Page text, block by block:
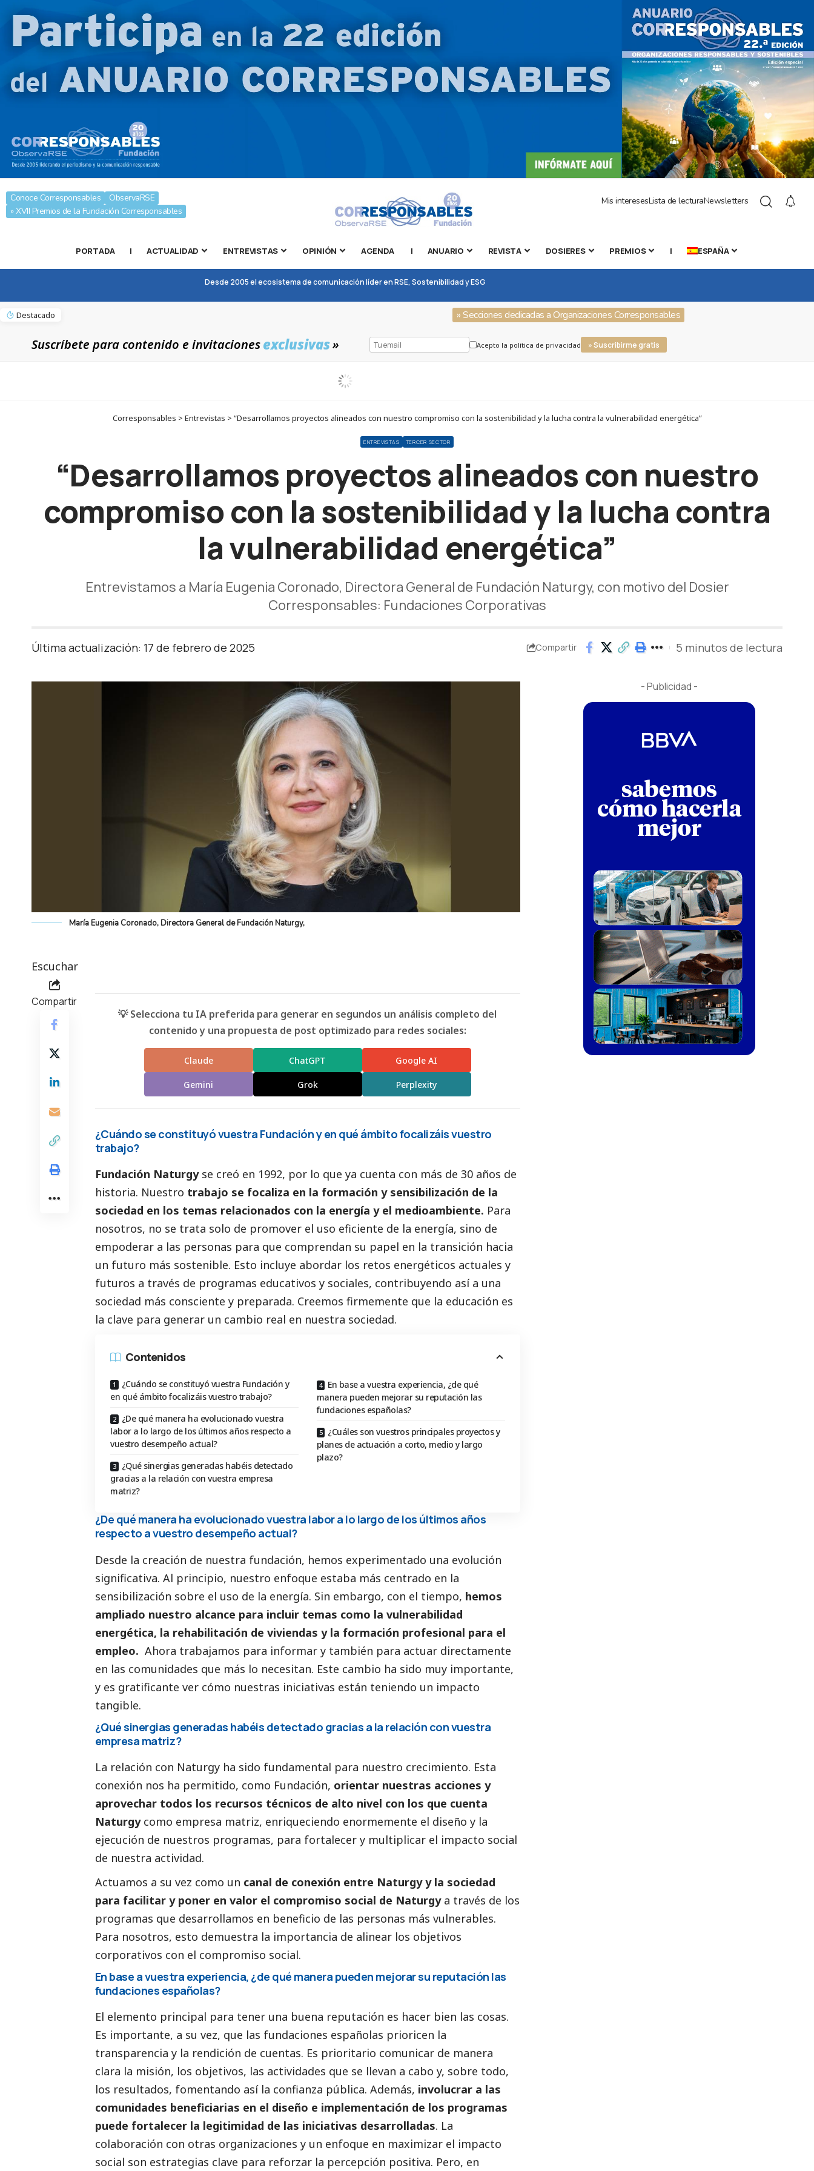
Conoce Corresponsables
ObservaRSE
» XVII Premios de la Fundación Corresponsables
Mis interesesLista de lecturaNewsletters
PORTADA | ACTUALIDAD ENTREVISTAS OPINIÓN AGENDA | ANUARIO REVISTA DOSIERES PREMIOS | ESPAÑA
Desde 2005 el ecosistema de comunicación líder en RSE, Sostenibilidad y ESG
Destacado » Secciones dedicadas a Organizaciones Corresponsables
Suscríbete para contenido e invitacionesexclusivas» Acepto la política de privacidad » Suscribirme gratis
Corresponsables > Entrevistas > “Desarrollamos proyectos alineados con nuestro compromiso con la sostenibilidad y la lucha contra la vulnerabilidad energética”
ENTREVISTAS TERCER SECTOR
“Desarrollamos proyectos alineados con nuestro
compromiso con la sostenibilidad y la lucha contra
la vulnerabilidad energética”
Entrevistamos a María Eugenia Coronado, Directora General de Fundación Naturgy, con motivo del Dosier
Corresponsables: Fundaciones Corporativas
Última actualización: 17 de febrero de 2025 Compartir 5 minutos de lectura
María Eugenia Coronado, Directora General de Fundación Naturgy,
Escuchar
Compartir
💡 Selecciona tu IA preferida para generar en segundos un análisis completo del
contenido y una propuesta de post optimizado para redes sociales:
Claude ChatGPT Google AI
Gemini Grok Perplexity
¿Cuándo se constituyó vuestra Fundación y en qué ámbito focalizáis vuestro
trabajo?
Fundación Naturgyse creó en 1992, por lo que ya cuenta con más de 30 años de
historia. Nuestro trabajo se focaliza en la formación y sensibilización de la
sociedad en los temas relacionados con la energía y el medioambiente. Para
nosotros, no se trata solo de promover el uso eficiente de la energía, sino de
empoderar a las personas para que comprendan su papel en la transición hacia
un futuro más sostenible. Esto incluye abordar los retos energéticos actuales y
futuros a través de programas educativos y sociales, contribuyendo así a una
sociedad más consciente y preparada. Creemos firmemente que la educación es
la clave para generar un cambio real en nuestra sociedad.
Contenidos
¿Cuándo se constituyó vuestra Fundación y
en qué ámbito focalizáis vuestro trabajo?
¿De qué manera ha evolucionado vuestra
labor a lo largo de los últimos años respecto a
vuestro desempeño actual?
¿Qué sinergias generadas habéis detectado
gracias a la relación con vuestra empresa
matriz?
En base a vuestra experiencia, ¿de qué
manera pueden mejorar su reputación las
fundaciones españolas?
¿Cuáles son vuestros principales proyectos y
planes de actuación a corto, medio y largo
plazo?
¿De qué manera ha evolucionado vuestra labor a lo largo de los últimos años
respecto a vuestro desempeño actual?
Desde la creación de nuestra fundación, hemos experimentado una evolución
significativa. Al principio, nuestro enfoque estaba más centrado en la
sensibilización sobre el uso de la energía. Sin embargo, con el tiempo, hemos
ampliado nuestro alcance para incluir temas como la vulnerabilidad
energética, la rehabilitación de viviendas y la formación profesional para el
empleo. Ahora trabajamos para informar y también para actuar directamente
en las comunidades que más lo necesitan. Este cambio ha sido muy importante,
y es gratificante ver cómo nuestras iniciativas están teniendo un impacto
tangible.
¿Qué sinergias generadas habéis detectado gracias a la relación con vuestra
empresa matriz?
La relación con Naturgy ha sido fundamental para nuestro crecimiento. Esta
conexión nos ha permitido, como Fundación, orientar nuestras acciones y
aprovechar todos los recursos técnicos de alto nivel con los que cuenta
Naturgycomo empresa matriz, enriqueciendo enormemente el diseño y la
ejecución de nuestros programas, para fortalecer y multiplicar el impacto social
de nuestra actividad.
Actuamos a su vez como un canal de conexión entre Naturgy y la sociedad
para facilitar y poner en valor el compromiso social de Naturgya través de los
programas que desarrollamos en beneficio de las personas más vulnerables.
Para nosotros, esto demuestra la importancia de alinear los objetivos
corporativos con el compromiso social.
En base a vuestra experiencia, ¿de qué manera pueden mejorar su reputación las
fundaciones españolas?
El elemento principal para tener una buena reputación es hacer bien las cosas.
Es importante, a su vez, que las fundaciones españolas prioricen la
transparencia y la rendición de cuentas. Es prioritario comunicar de manera
clara la misión, los objetivos, las actividades que se llevan a cabo y, sobre todo,
los resultados, fomentando así la confianza pública. Además, involucrar a las
comunidades beneficiarias en el diseño e implementación de los programas
puede fortalecer la legitimidad de las iniciativas desarrolladas. La
colaboración con otras organizaciones y un enfoque en maximizar el impacto
social son estrategias clave para reforzar la percepción positiva. Pero, en
- Publicidad -